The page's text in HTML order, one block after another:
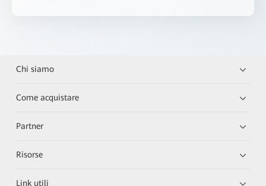
Chi siamo
Come acquistare
Partner
Risorse
Link utili